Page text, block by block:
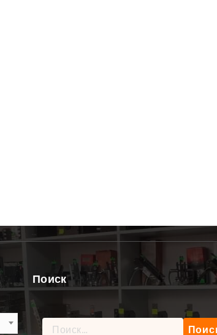
Поиск
Найти: